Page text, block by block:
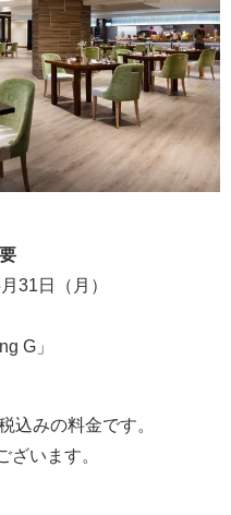
31日（月）
G」
込みの料金です。
います。